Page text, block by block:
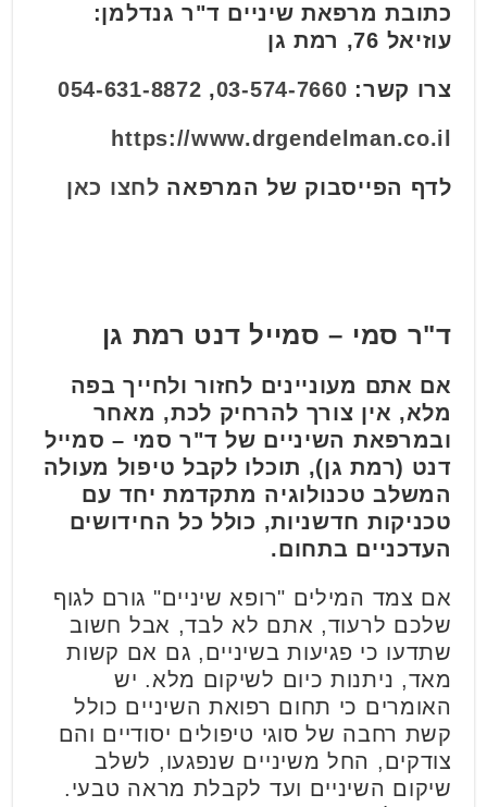
כתובת מרפאת שיניים ד"ר גנדלמן:
עוזיאל 76, רמת גן
צרו קשר: 03-574-7660
,
054-631-8872
https://www.drgendelman.co.il
לדף הפייסבוק של המרפאה לחצו כאן
ד"ר סמי – סמייל דנט רמת גן
אם אתם מעוניינים לחזור ולחייך בפה
מלא, אין צורך להרחיק לכת, מאחר
ובמרפאת השיניים של ד"ר סמי – סמייל
דנט (רמת גן), תוכלו לקבל טיפול מעולה
המשלב טכנולוגיה מתקדמת יחד עם
טכניקות חדשניות, כולל כל החידושים
העדכניים בתחום.
אם צמד המילים "רופא שיניים" גורם לגוף
שלכם לרעוד, אתם לא לבד, אבל חשוב
שתדעו כי פגיעות בשיניים, גם אם קשות
מאד, ניתנות כיום לשיקום מלא. יש
האומרים כי תחום רפואת השיניים כולל
קשת רחבה של סוגי טיפולים יסודיים והם
צודקים, החל משיניים שנפגעו, לשלב
שיקום השיניים ועד לקבלת מראה טבעי.